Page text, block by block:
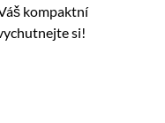
kompaktní
si!